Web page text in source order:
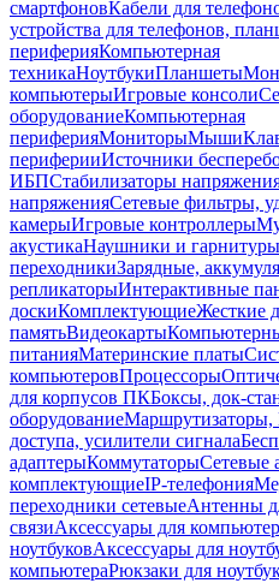
смартфоновКабели для
устройства для телефонов,
периферияКомпьютерная
техникаНоутбукиПланшеты
компьютерыИгровые консоли
оборудованиеКомпьютерная
периферияМониторыМыши
периферииИсточники
ИБПСтабилизаторы
напряженияСетевые фильтры,
камерыИгровые контроллеры
акустикаНаушники и гарнитуры
переходникиЗарядные,
репликаторыИнтерактивные
доскиКомплектующиеЖесткие
памятьВидеокарты
питанияМатеринские платы
компьютеровПроцессоры
для корпусов ПКБоксы, док-
оборудование
доступа, усилители сигнала
адаптерыКоммутаторыСетевые
комплектующиеIP-телефония
переходники сетевыеАнтенны
связиАксессуары для
ноутбуковАксессуары для
компьютераРюкзаки для